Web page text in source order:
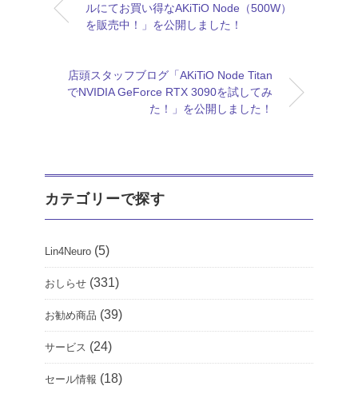
ルにてお買い得なAKiTiO Node（500W）
を販売中！」を公開しました！
店頭スタッフブログ「AKiTiO Node Titan
でNVIDIA GeForce RTX 3090を試してみ
た！」を公開しました！
カテゴリーで探す
Lin4Neuro (5)
おしらせ (331)
お勧め商品 (39)
サービス (24)
セール情報 (18)